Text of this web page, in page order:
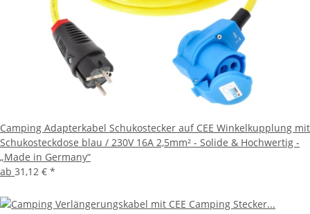
Camping Adapterkabel Schukostecker auf CEE Winkelkupplung mit
Schukosteckdose blau / 230V 16A 2,5mm² - Solide & Hochwertig -
„Made in Germany“
ab 31,12 € *